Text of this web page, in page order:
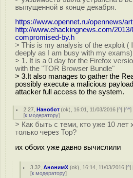
выпущенной в конце декабря.
https://www.opennet.ru/opennews/
http://www.ehackingnews.com/
compromised-by.h
> This is my analysis of the exploit (
deeply as I am busy with my exams)
> 1. It is a 0 day for the Firefox
with the "TOR Browser Bundle"
> 3.It also manages to gather the
possibly execute a malicious
attacker full access to the system.
2.27 ,Нанобот (ok), 16:01, 11/03/2016 [^] [^^]
[к модератору]
> Как быть с теми, кто уже 10 лет
только через Тор?
их обоих уже давно вычислили
3.32 ,АнонимХ (ok), 16:14, 11/03/2016 [^]
[к модератору]